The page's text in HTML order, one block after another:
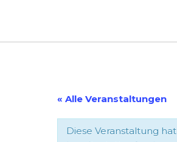
« Alle Veranstaltungen
Diese Veranstaltung hat